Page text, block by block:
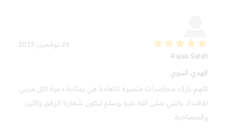
Rajaa Salah
26 نوفمبر، 2025
الهدي النبوي
اللهم بارك محاضرات متميزة كالعادة هي بمثابة دعوة لكل مربي
للإقتداء بالنبي صلى الله عليه وسلم ليكون شعارنا الرفق واللين
والمصاحبة